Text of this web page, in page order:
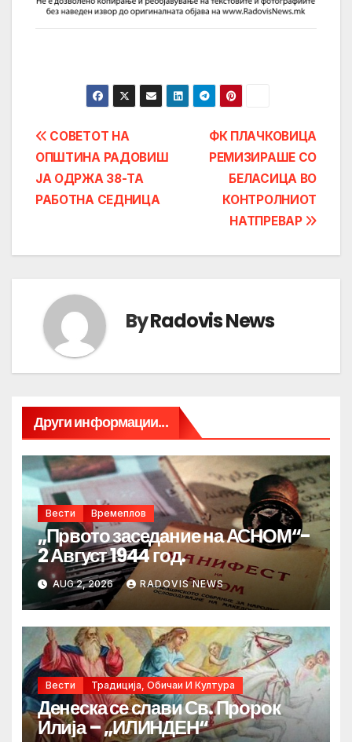
Post
navigation
ФК ПЛАЧКОВИЦА
РЕМИЗИРАШЕ СО
БЕЛАСИЦА ВО
КОНТРОЛНИОТ
НАТПРЕВАР
СОВЕТОТ НА
ОПШТИНА РАДОВИШ
ЈА ОДРЖА 38-ТА
РАБОТНА СЕДНИЦА
ByRadovis News
Други информации...
Вести Времеплов
„Првото заседание на АСНОМ“-
2 Август 1944 год.
AUG 2, 2026 RADOVIS NEWS
Вести Традиција, Обичаи И Култура
Денеска се слави Св. Пророк
Илија – „ИЛИНДЕН“